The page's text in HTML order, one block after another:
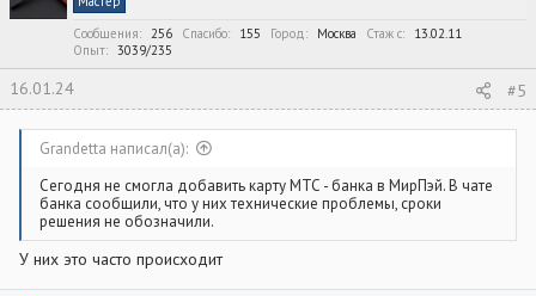
Сообщения
256 Спасибо 155 Город Москва Стаж c
13.02.11
Опыт
3039/235
16.01.24 #5
Grandetta написал(а):
Сегодня не смогла добавить карту МТС - банка в МирПэй. В чате
банка сообщили, что у них технические проблемы, сроки
решения не обозначили.
У них это часто происходит